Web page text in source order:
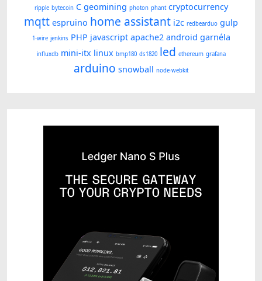
ripple bytecoin C geomining photon phant cryptocurrency
mqtt espruino home assistant i2c redbearduo gulp
1-wire jenkins PHP javascript apache2 android garnéla
influxdb mini-itx linux bmp180 ds1820 led ethereum grafana
arduino snowball node-webkit